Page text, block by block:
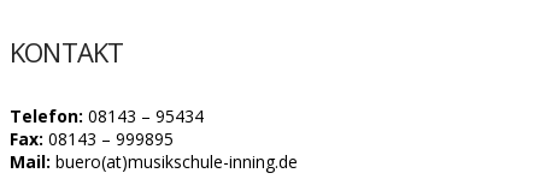
KONTAKT
Telefon: 08143 – 95434
Fax: 08143 – 999895
Mail: buero(at)musikschule-inning.de